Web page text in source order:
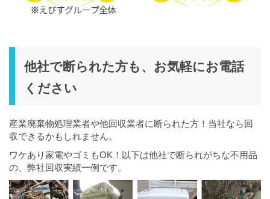
他社で断られた方も、お気軽にお電話
ください
産業廃棄物処理業者や他回収業者に断られた方！当社なら回
収できるかもしれません。
ワケあり家電やゴミもOK！以下は他社で断られがちな不用品
の、弊社回収実績一例です。